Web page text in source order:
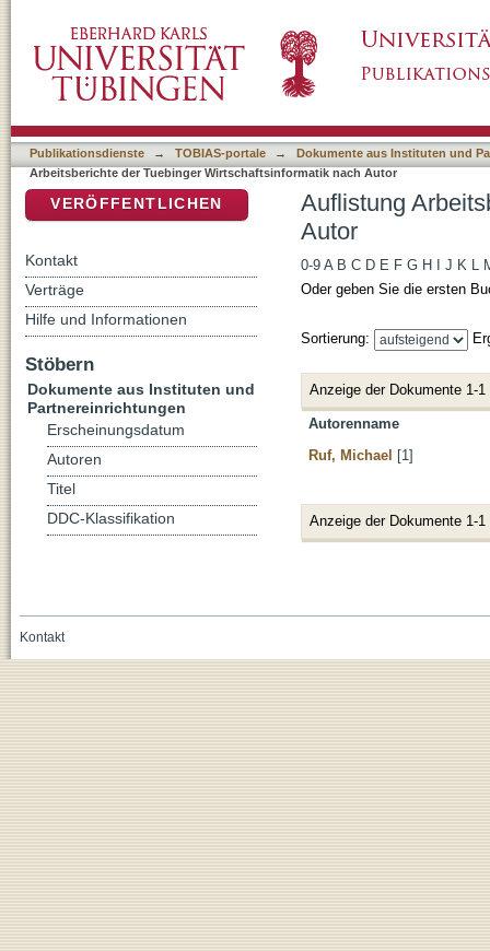
Publikationsdienste → TOBIAS-portale →
Dokumente aus Instituten und
Arbeitsberichte der Tuebinger Wirtschaftsinformatik nach Autor
Auflistung
Autor
0-9 A B C D E F G H J K L
Oder geben Sie die ersten
Sortierung:
Anzeige der Dokumente 1-1
Autorenname
Ruf, Michael [1]
Anzeige der Dokumente 1-1
VERÖFFENTLICHEN
Kontakt
Verträge
Hilfe und Informationen
Stöbern
Dokumente aus Instituten und
Partnereinrichtungen
Erscheinungsdatum
Autoren
Titel
DDC-Klassifikation
Kontakt